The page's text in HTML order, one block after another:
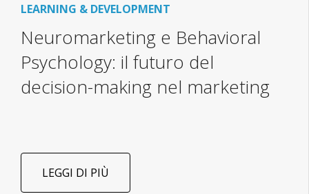
LEARNING & DEVELOPMENT
Neuromarketing e Behavioral
Psychology: il futuro del
decision-making nel marketing
LEGGI DI PIÙ